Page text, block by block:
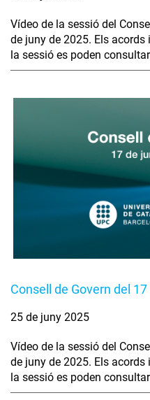
Vídeo de la sessió del
de juny de 2025. Els
la sessió es poden
Consell de Govern del
25 de juny 2025
Vídeo de la sessió del
de juny de 2025. Els
la sessió es poden